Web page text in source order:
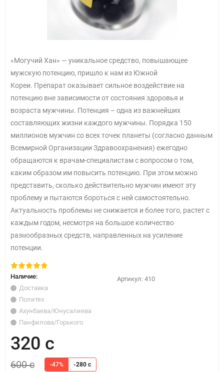
«Могучий Хан» — уникальное средство, повышающее
мужскую потенцию, пришло к нам из Южной
Кореи. Препарат оказывает сильное воздействие на
потенцию вне зависимости от состояния здоровья и
возраста мужчины. Потенция – одна из важнейших
составляющих жизни каждого мужчины. Порядка 150
миллионов мужчин со всех точек планеты (согласно данным
Всемирной Организации Здравоохранения) ежегодно
обращаются к врачам-специалистам с вопросом о том,
каким образом им повысить потенцию. При этом можно
представить, сколько действительно мужчин имеют эту
проблему и пытаются бороться с ней самостоятельно.
Актуальность проблемы не снижается и более того, растет с
каждым годом, несмотря на большое количество
разнообразных средств, направленных на усиление
потенции.
Наличие:
Доставка
Политех
Ахунбаева/Юнусалиева
Панфилова/Горького
Артикул: 410
320 с
600 с -47% -280 с